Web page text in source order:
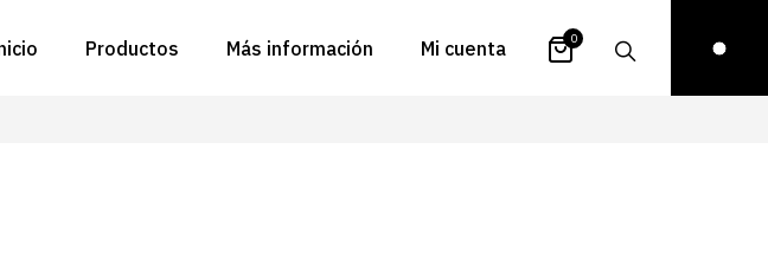
Productos Más información Mi cuenta 0